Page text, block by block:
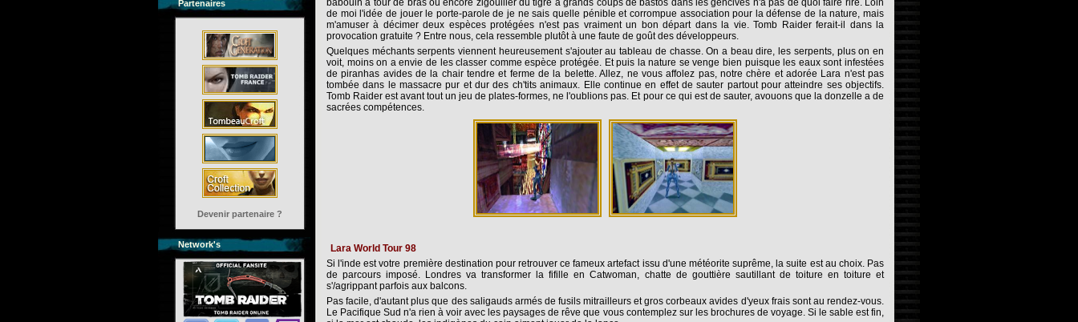
Partenaires
Devenir partenaire ?
Network's
babouin à tour de bras ou encore zigouiller du tigre à grands coups de bastos dans les gencives n'a pas de quoi faire rire. Loin
de moi l'idée de jouer le porte-parole de je ne sais quelle pénible et corrompue association pour la défense de la nature, mais
m'amuser à décimer deux espèces protégées n'est pas vraiment un bon départ dans la vie. Tomb Raider ferait-il dans la
provocation gratuite ? Entre nous, cela ressemble plutôt à une faute de goût des développeurs.
Quelques méchants serpents viennent heureusement s'ajouter au tableau de chasse. On a beau dire, les serpents, plus on en
voit, moins on a envie de les classer comme espèce protégée. Et puis la nature se venge bien puisque les eaux sont infestées
de piranhas avides de la chair tendre et ferme de la belette. Allez, ne vous affolez pas, notre chère et adorée Lara n'est pas
tombée dans le massacre pur et dur des ch'tits animaux. Elle continue en effet de sauter partout pour atteindre ses objectifs.
Tomb Raider est avant tout un jeu de plates-formes, ne l'oublions pas. Et pour ce qui est de sauter, avouons que la donzelle a de
sacrées compétences.
Lara World Tour 98
Si l'inde est votre première destination pour retrouver ce fameux artefact issu d'une météorite suprême, la suite est au choix. Pas
de parcours imposé. Londres va transformer la fifille en Catwoman, chatte de gouttière sautillant de toiture en toiture et
s'/agrippant parfois aux balcons.
Pas facile, d'autant plus que des saligauds armés de fusils mitrailleurs et gros corbeaux avides d'yeux frais sont au rendez-vous.
Le Pacifique Sud n'a rien à voir avec les paysages de rêve que vous contemplez sur les brochures de voyage. Si le sable est fin,